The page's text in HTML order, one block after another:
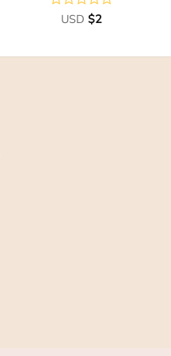
Valorado
de
USD$2